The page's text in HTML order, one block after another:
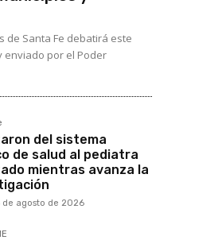
de Santa Fe debatirá este
enviado por el Poder
del sistema
de salud al pediatra
mientras avanza la
de agosto de 2026